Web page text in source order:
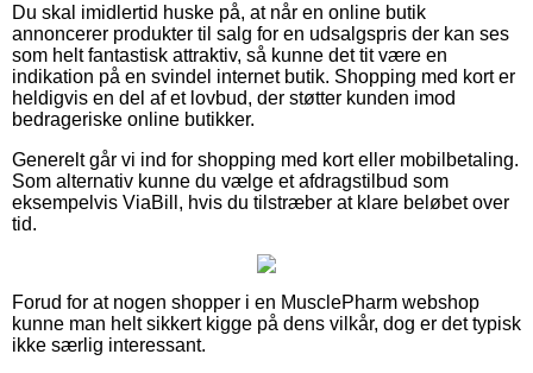
Du skal imidlertid huske på, at når en online butik
annoncerer produkter til salg for en udsalgspris der kan ses
som helt fantastisk attraktiv, så kunne det tit være en
indikation på en svindel internet butik. Shopping med kort er
heldigvis en del af et lovbud, der støtter kunden imod
bedrageriske online butikker.
Generelt går vi ind for shopping med kort eller mobilbetaling.
Som alternativ kunne du vælge et afdragstilbud som
eksempelvis ViaBill, hvis du tilstræber at klare beløbet over
tid.
Forud for at nogen shopper i en MusclePharm webshop
kunne man helt sikkert kigge på dens vilkår, dog er det typisk
ikke særlig interessant.